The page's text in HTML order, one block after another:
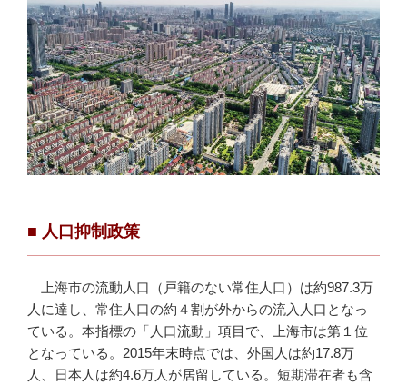
■ 人口抑制政策
上海市の流動人口（戸籍のない常住人口）は約987.3万
人に達し、常住人口の約４割が外からの流入人口となっ
ている。本指標の「人口流動」項目で、上海市は第１位
となっている。2015年末時点では、外国人は約17.8万
人、日本人は約4.6万人が居留している。短期滞在者も含